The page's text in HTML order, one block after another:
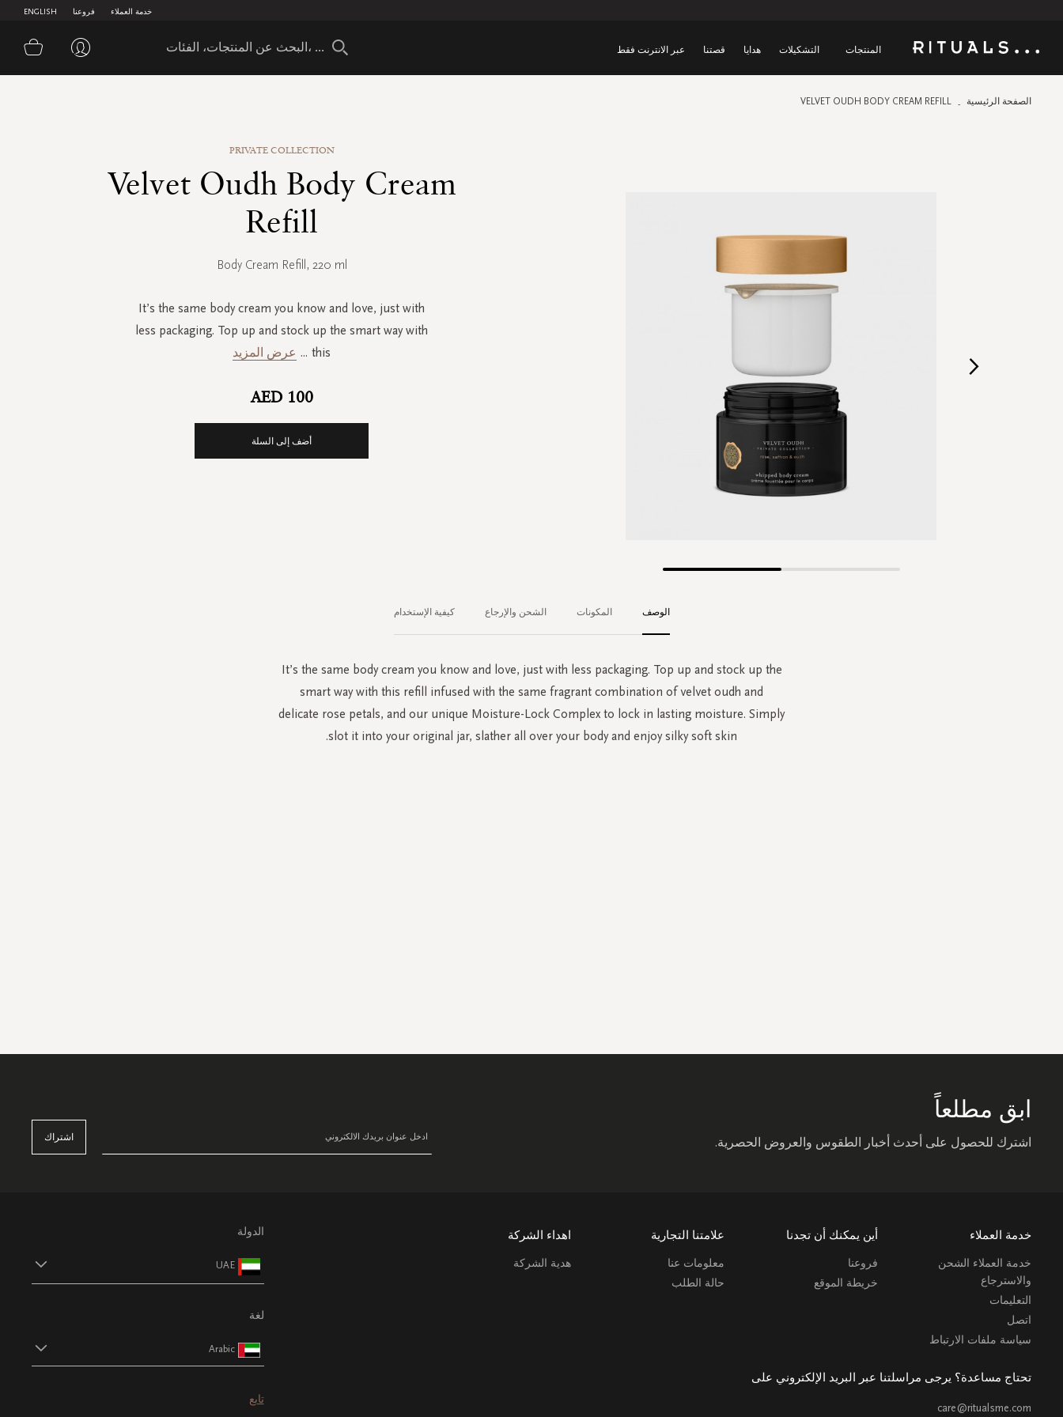
ENGLISH فروعنا خدمة العملاء
المنتجات التشكيلات هدايا قصتنا عبر الانترنت فقط سلة
الصفحة الرئيسية VELVET OUDH BODY CREAM REFILL
PRIVATE COLLECTION
Velvet Oudh Body Cream
Refill
Body Cream Refill, 220 ml
It’s the same body cream you know and love, just with
less packaging. Top up and stock up the smart way with
this
... عرض المزيد
AED 100
أضف إلى السلة
الوصف
It’s the same body cream you know and love, just with less packaging. Top up and stock up the
smart way with this refill infused with the same fragrant combination of velvet oudh and
delicate rose petals, and our unique Moisture-Lock Complex to lock in lasting moisture. Simply
slot it into your original jar, slather all over your body and enjoy silky soft skin.
المكونات الشحن والإرجاع كيفية الإستخدام
ابق مطلعاً
اشترك للحصول على أحدث أخبار الطقوس والعروض الحصرية. اشتراك
خدمة العملاء
خدمة العملاء الشحن
والاسترجاع
التعليمات
اتصل
سياسة ملفات الارتباط
أين يمكنك أن تجدنا
فروعنا
خريطة الموقع
علامتنا التجارية
معلومات عنا
حالة الطلب
اهداء الشركة
هدية الشركة
تحتاج مساعدة؟ يرجى مراسلتنا عبر البريد الإلكتروني على
care@ritualsme.com
الدولة
UAE
لغة
Arabic
تابع